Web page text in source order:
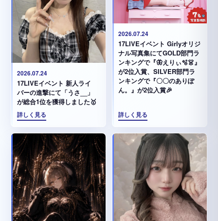
2026.07.24
17LIVEイベント 新人ライ
バーの進撃にて「うさ__」
が総合1位を獲得しました🥇
詳しく見る
2026.07.24
17LIVEイベント Girlyオリジ
ナル写真集にてGOLD部門ラ
ンキングで『🦋えりぃ🫧👗』
が2位入賞、SILVER部門ラ
ンキングで『〇〇のありぽ
ん。』が2位入賞🎉
詳しく見る